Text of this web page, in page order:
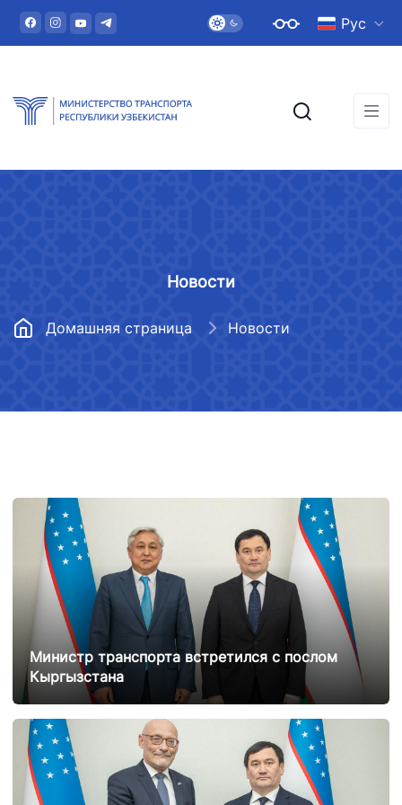
Рус
Новости
Домашняя страница Новости
Министр транспорта встретился с послом
Кыргызстана